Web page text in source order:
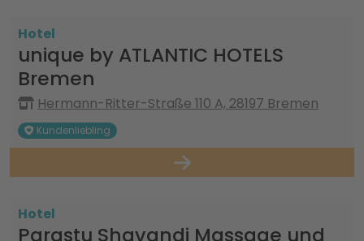
Hotel
unique by ATLANTIC HOTELS
Bremen
Hermann-Ritter-Straße 110 A, 28197 Bremen
Kundenliebling
Hotel
Parastu Shavandi Massage und